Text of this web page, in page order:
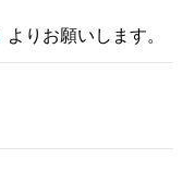
よりお願いします。